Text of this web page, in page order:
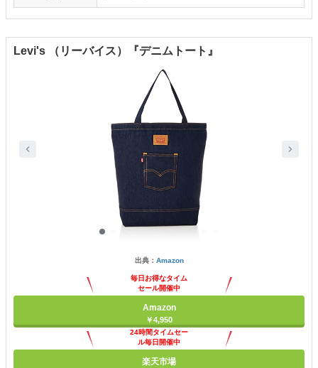
Levi's （リーバイス）『デニムトート』
出典： Amazon
毎日お得なタイム
セール開催中
Amazon
￥4,950
24時間タイムセー
ル毎日開催中
楽天市場